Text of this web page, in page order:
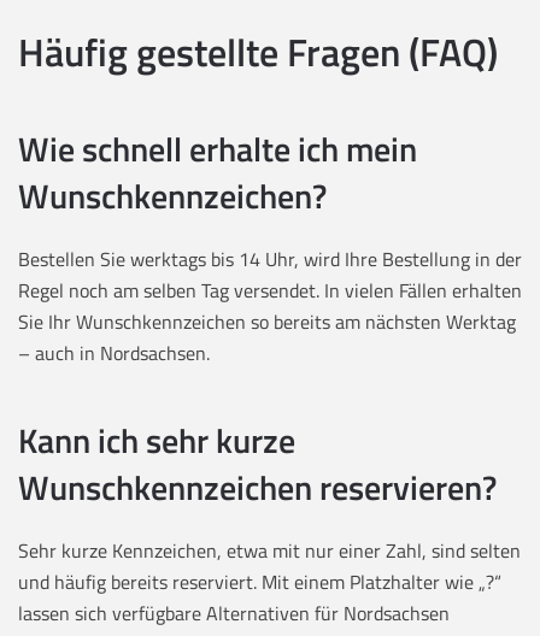
Häufig gestellte Fragen (FAQ)
Wie schnell erhalte ich mein
Wunschkennzeichen?
Bestellen Sie werktags bis 14 Uhr, wird Ihre Bestellung in der
Regel noch am selben Tag versendet. In vielen Fällen erhalten
Sie Ihr Wunschkennzeichen so bereits am nächsten Werktag
– auch in Nordsachsen.
Kann ich sehr kurze
Wunschkennzeichen reservieren?
Sehr kurze Kennzeichen, etwa mit nur einer Zahl, sind selten
und häufig bereits reserviert. Mit einem Platzhalter wie „?“
lassen sich verfügbare Alternativen für Nordsachsen